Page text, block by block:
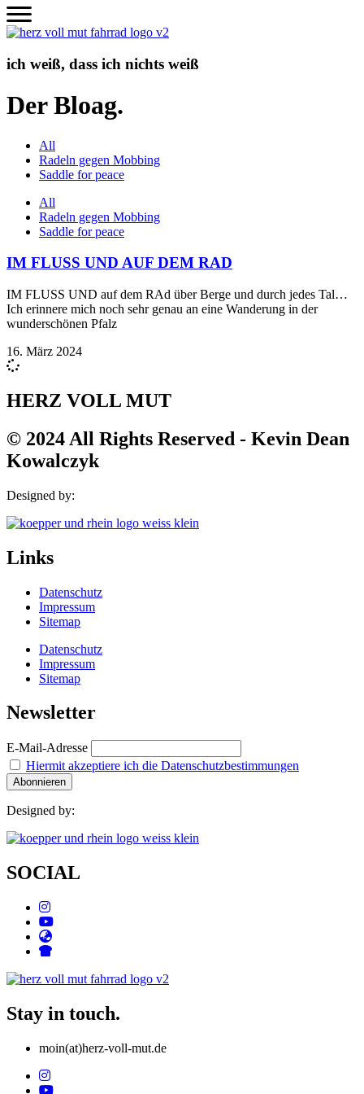
Zum
Inhalt
wechseln
ich weiß, dass ich nichts weiß
Der Bloag.
All
Radeln gegen Mobbing
Saddle for peace
All
Radeln gegen Mobbing
Saddle for peace
IM FLUSS UND AUF DEM RAD
IM FLUSS UND auf dem RAd über Berge und durch jedes Tal…
Ich erinnere mich noch sehr genau an eine Wanderung in der
wunderschönen Pfalz
16. März 2024
HERZ VOLL MUT
© 2024 All Rights Reserved - Kevin Dean
Kowalczyk
Designed by:
Links
Datenschutz
Impressum
Sitemap
Datenschutz
Impressum
Sitemap
Newsletter
E-Mail-Adresse
Hiermit akzeptiere ich die Datenschutzbestimmungen
Designed by:
SOCIAL
Stay in touch.
moin(at)herz-voll-mut.de